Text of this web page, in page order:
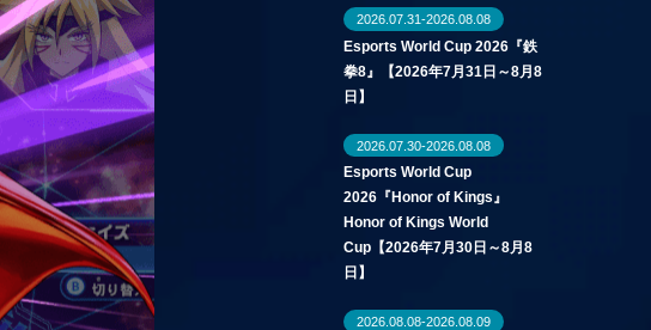
2026.07.31-2026.08.08
Esports World Cup 2026『鉄
拳8』【2026年7月31日～8月8
日】
2026.07.30-2026.08.08
Esports World Cup
2026『Honor of Kings』
Honor of Kings World
Cup【2026年7月30日～8月8
日】
2026.08.08-2026.08.09